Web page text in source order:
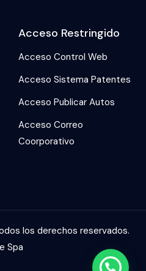
Acceso Restringido
Acceso Control Web
Acceso Sistema Patentes
Acceso Publicar Autos
Acceso Correo
Coorporativo
los derechos reservados.
Spa